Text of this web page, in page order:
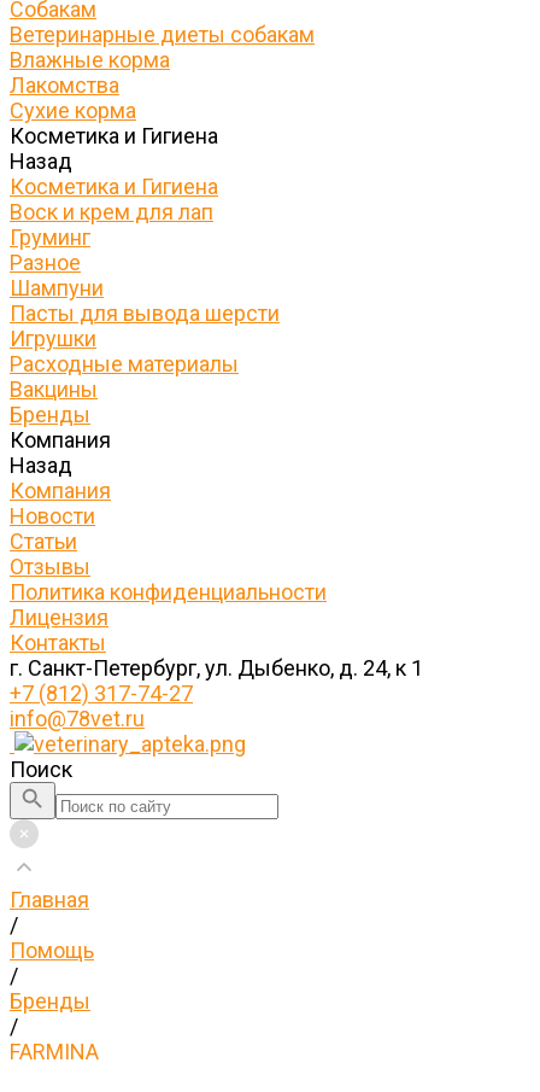
Собакам
Ветеринарные диеты собакам
Влажные корма
Лакомства
Сухие корма
Косметика и Гигиена
Назад
Косметика и Гигиена
Воск и крем для лап
Груминг
Разное
Шампуни
Пасты для вывода шерсти
Игрушки
Расходные материалы
Вакцины
Бренды
Компания
Назад
Компания
Новости
Статьи
Отзывы
Политика конфиденциальности
Лицензия
Контакты
г. Санкт-Петербург, ул. Дыбенко, д. 24, к 1
+7 (812) 317-74-27
info@78vet.ru
Поиск
Главная
/
Помощь
/
Бренды
/
FARMINA